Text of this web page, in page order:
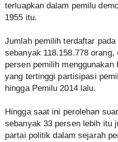
terluapkan dalam pemilu
1955 itu.
Jumlah pemilih terdaftar
sebanyak 118.158.778
persen pemilih
yang tertinggi partisipasi
hingga Pemilu 2014 lalu.
Hingga saat ini perolehan
sebanyak 33 persen lebih itu
partai politik dalam sejarah